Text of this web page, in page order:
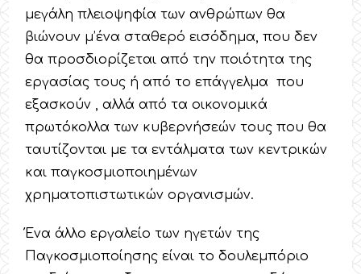
μεγάλη πλειοψηφία των ανθρώπων θα
βιώνουν μ’ένα σταθερό εισόδημα, που δεν
θα προσδιορίζεται από την ποιότητα της
εργασίας τους ή από το επάγγελμα που
εξασκούν , αλλά από τα οικονομικά
πρωτόκολλα των κυβερνήσεών τους που θα
ταυτίζονται με τα εντάλματα των κεντρικών
και παγκοσμιοποιημένων
χρηματοπιστωτικών οργανισμών.
Ένα άλλο εργαλείο των ηγετών της
Παγκοσμιοποίησης είναι το δουλεμπόριο